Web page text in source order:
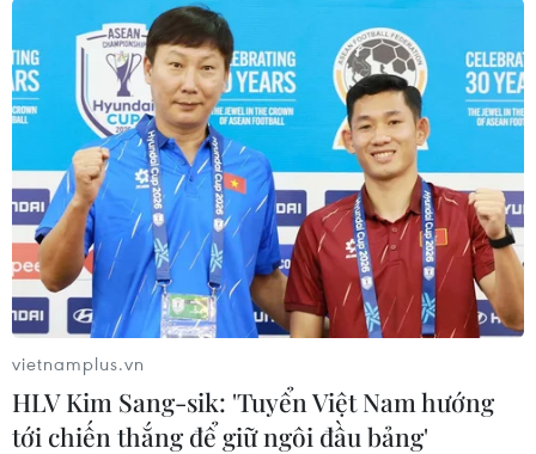
tài sản.
Thực tế hai thiếu niên đã từng lên kế hoạch
nhưng phút cuối thất bại và sau đó thì vụ án
mạng xảy ra.
Việc cướp tài sản không được dẫn đến giết
người là nằm ngoài chủ đích của hai bị can
này./.
(TTXVN/Vietnam+)
vietnamplus.vn
HLV Kim Sang-sik: 'Tuyển Việt Nam hướng
tới chiến thắng để giữ ngôi đầu bảng'